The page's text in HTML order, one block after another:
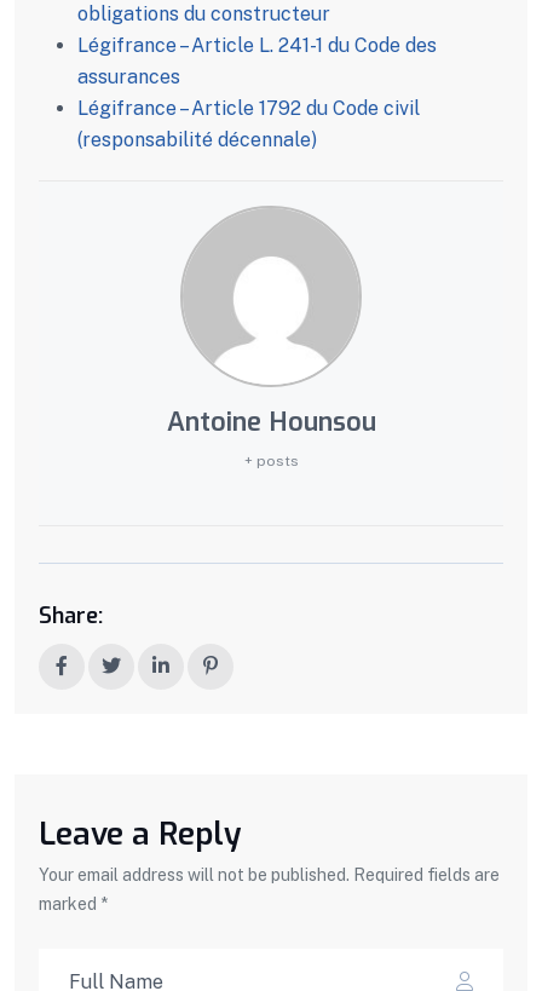
obligations du constructeur
Légifrance – Article L. 241-1 du Code des
assurances
Légifrance – Article 1792 du Code civil
(responsabilité décennale)
Antoine Hounsou
+ posts
Share:
Leave a Reply
Your email address will not be published. Required fields are
marked *